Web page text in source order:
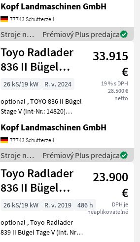
Verschiedene Maschinen zu
vermieten - Minibagger -
Hoflader (Toyo) - JCB Te
Kopf Landmaschinen GmbH
77743 Schutterzell
Stroje na
stavbu /
JCB
Prémiový Plus predajca
Toyo Radlader
836 II Bügel
Black, 4.
Steuerkreis
33.915
€
19 % s DPH
28.500 €
netto
26 kS/19 kW
R. v. 2024
optional , TOYO 836 II Bügel
Stage V (Int-Nr.: 14820)
Steuerkreis, STVZO-
GutachtenStandard
Schaufel 110 cm und
Palettengabel
Neumaschine 2024 3, 1
Kopf Landmaschinen GmbH
77743 Schutterzell
Stroje na
stavbu /
Toyo
Prémiový Plus predajca
Toyo Radlader
836 II Bügel
Stage V 310
Hubmast
23.900
€
DPH je
neaplikovateľné
26 kS/19 kW R. v. 2019
486 h
optional , Toyo Radlader
839 II Bügel Tage V (Int. Nr.